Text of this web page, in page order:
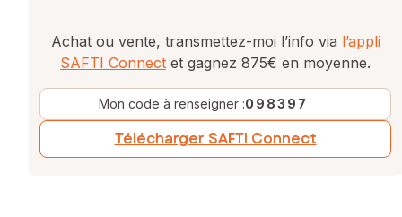
Achat ou vente, transmettez-moi l’info via l’appli
SAFTI Connect et gagnez 875€ en moyenne.
Mon code à renseigner :098397
Télécharger SAFTI Connect